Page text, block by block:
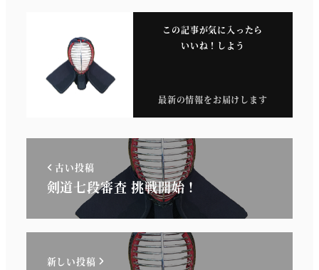
この記事が気に入ったら
いいね！しよう
最新の情報をお届けします
古い投稿
剣道七段審査 挑戦開始！
新しい投稿